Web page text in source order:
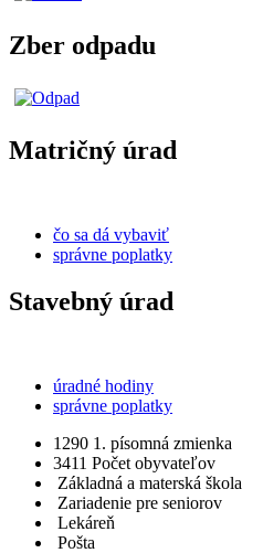
Zber odpadu
Matričný úrad
čo sa dá vybaviť
správne poplatky
Stavebný úrad
úradné hodiny
správne poplatky
1290 1. písomná zmienka
3411 Počet obyvateľov
Základná a materská škola
Zariadenie pre seniorov
Lekáreň
Pošta